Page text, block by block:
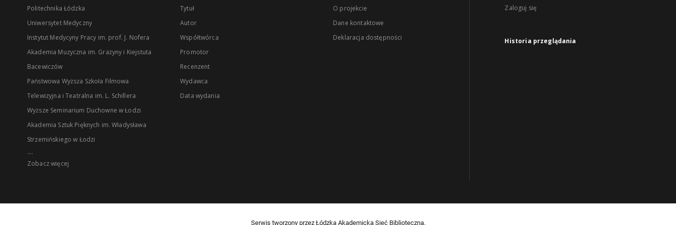
Politechnika Łódzka
Uniwersytet Medyczny
Instytut Medycyny Pracy im. prof. J. Nofera
Akademia Muzyczna im. Grażyny i Kiejstuta
Bacewiczów
Państwowa Wyższa Szkoła Filmowa
Telewizyjna i Teatralna im. L. Schillera
Wyższe Seminarium Duchowne w Łodzi
Akademia Sztuk Pięknych im. Władysława
Strzemińskiego w Łodzi
...
Zobacz więcej
Tytuł
Autor
Współtwórca
Promotor
Recenzent
Wydawca
Data wydania
O projekcie
Dane kontaktowe
Deklaracja dostępności
Zaloguj się
Historia przeglądania
Serwis tworzony przez Łódzką Akademicką Sieć Biblioteczną.